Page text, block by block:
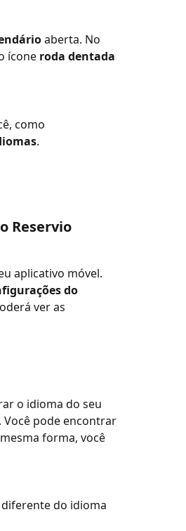
aberta. No
ícone roda dentada
como
.
Reservio
aplicativo móvel.
do
ver as
o idioma do seu
Você pode encontrar
forma, você
do idioma